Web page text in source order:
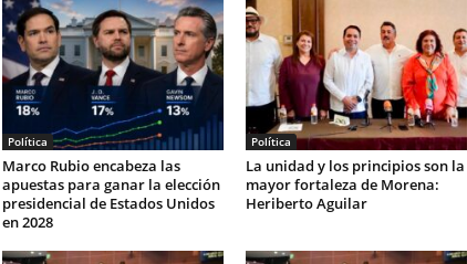
Política
Marco Rubio encabeza las
apuestas para ganar la elección
presidencial de Estados Unidos
en 2028
Política
La unidad y los principios son la
mayor fortaleza de Morena:
Heriberto Aguilar